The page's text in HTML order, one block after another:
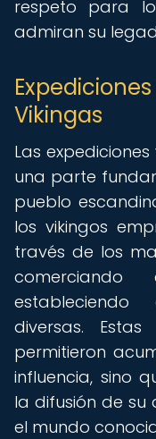
respeto para
admiran su
Vikingas
Las
una parte
pueblo
los vikingos
través de los
diversas.
permitieron
influencia, sino
la difusión de
el mundo